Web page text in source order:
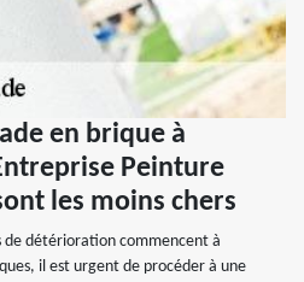
en brique à
Peinture
les moins chers
de détérioration commencent à
il est urgent de procéder à une